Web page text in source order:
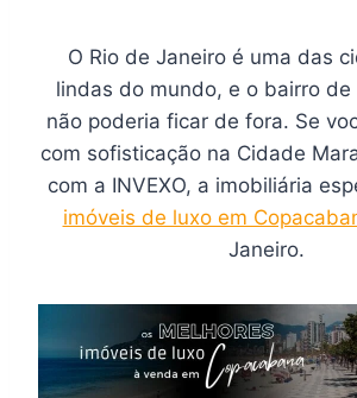
O Rio de Janeiro é uma das
lindas do mundo, e o bairro de
não poderia ficar de fora. Se
com sofisticação na Cidade
com a INVEXO, a imobiliária
imóveis de luxo em
Janeiro.